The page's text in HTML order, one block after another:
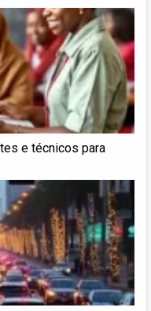
e técnicos para